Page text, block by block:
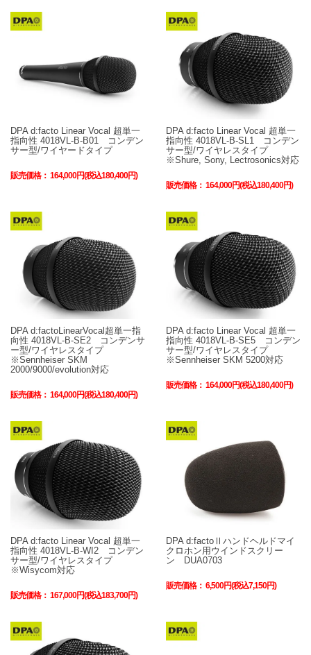
DPA d:facto Linear Vocal 超単一
指向性 4018VL-B-B01 コンデン
サー型/ワイヤードタイプ
販売価格： 164,000円(税込180,400円)
DPA d:facto Linear Vocal 超単一
指向性 4018VL-B-SL1 コンデン
サー型/ワイヤレスタイプ
※Shure, Sony, Lectrosonics対応
販売価格： 164,000円(税込180,400円)
DPA d:factoLinearVocal超単一指
向性 4018VL-B-SE2 コンデンサ
ー型/ワイヤレスタイプ
※Sennheiser SKM
2000/9000/evolution対応
販売価格： 164,000円(税込180,400円)
DPA d:facto Linear Vocal 超単一
指向性 4018VL-B-SE5 コンデン
サー型/ワイヤレスタイプ
※Sennheiser SKM 5200対応
販売価格： 164,000円(税込180,400円)
DPA d:facto Linear Vocal 超単一
指向性 4018VL-B-WI2 コンデン
サー型/ワイヤレスタイプ
※Wisycom対応
販売価格： 167,000円(税込183,700円)
DPA d:factoⅡハンドヘルドマイ
クロホン用ウインドスクリー
ン DUA0703
販売価格： 6,500円(税込7,150円)